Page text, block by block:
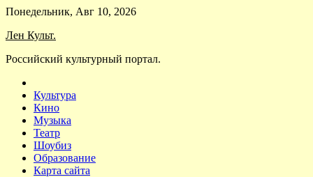
Skip
content
Понедельник, Авг 10, 2026
Лен Культ.
Российский культурный портал.
Культура
Кино
Музыка
Театр
Шоубиз
Образование
Карта сайта